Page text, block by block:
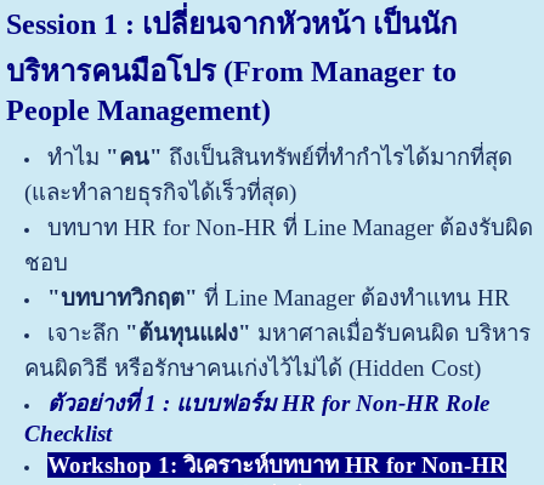
Session 1 : เปลี่ยนจากหัวหน้า เป็นนัก
บริหารคนมือโปร (From Manager to
People Management)
ทำไม "คน" ถึงเป็นสินทรัพย์ที่ทำกำไรได้มากที่สุด
(และทำลายธุรกิจได้เร็วที่สุด)
บทบาท HR for Non-HR ที่ Line Manager ต้องรับผิด
ชอบ
"บทบาทวิกฤต" ที่ Line Manager ต้องทำแทน HR
เจาะลึก "ต้นทุนแฝง" มหาศาลเมื่อรับคนผิด บริหาร
คนผิดวิธี หรือรักษาคนเก่งไว้ไม่ได้ (Hidden Cost)
ตัวอย่างที่ 1 : แบบฟอร์ม HR for Non-HR Role
Checklist
Workshop 1: วิเคราะห์บทบาท HR for Non-HR